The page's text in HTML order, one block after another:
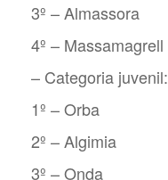
3º – Almassora
4º – Massamagrell
– Categoria juvenil:
1º – Orba
2º – Algimia
3º – Onda